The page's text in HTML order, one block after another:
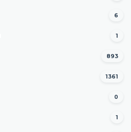
6
1
893
1361
0
1